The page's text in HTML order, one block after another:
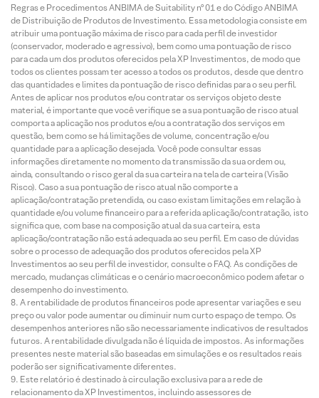
Regras e Procedimentos ANBIMA de Suitability nº 01 e do Código ANBIMA
de Distribuição de Produtos de Investimento. Essa metodologia consiste em
atribuir uma pontuação máxima de risco para cada perfil de investidor
(conservador, moderado e agressivo), bem como uma pontuação de risco
para cada um dos produtos oferecidos pela XP Investimentos, de modo que
todos os clientes possam ter acesso a todos os produtos, desde que dentro
das quantidades e limites da pontuação de risco definidas para o seu perfil.
Antes de aplicar nos produtos e/ou contratar os serviços objeto deste
material, é importante que você verifique se a sua pontuação de risco atual
comporta a aplicação nos produtos e/ou a contratação dos serviços em
questão, bem como se há limitações de volume, concentração e/ou
quantidade para a aplicação desejada. Você pode consultar essas
informações diretamente no momento da transmissão da sua ordem ou,
ainda, consultando o risco geral da sua carteira na tela de carteira (Visão
Risco). Caso a sua pontuação de risco atual não comporte a
aplicação/contratação pretendida, ou caso existam limitações em relação à
quantidade e/ou volume financeiro para a referida aplicação/contratação, isto
significa que, com base na composição atual da sua carteira, esta
aplicação/contratação não está adequada ao seu perfil. Em caso de dúvidas
sobre o processo de adequação dos produtos oferecidos pela XP
Investimentos ao seu perfil de investidor, consulte o FAQ. As condições de
mercado, mudanças climáticas e o cenário macroeconômico podem afetar o
desempenho do investimento.
A rentabilidade de produtos financeiros pode apresentar variações e seu
preço ou valor pode aumentar ou diminuir num curto espaço de tempo. Os
desempenhos anteriores não são necessariamente indicativos de resultados
futuros. A rentabilidade divulgada não é líquida de impostos. As informações
presentes neste material são baseadas em simulações e os resultados reais
poderão ser significativamente diferentes.
Este relatório é destinado à circulação exclusiva para a rede de
relacionamento da XP Investimentos, incluindo assessores de